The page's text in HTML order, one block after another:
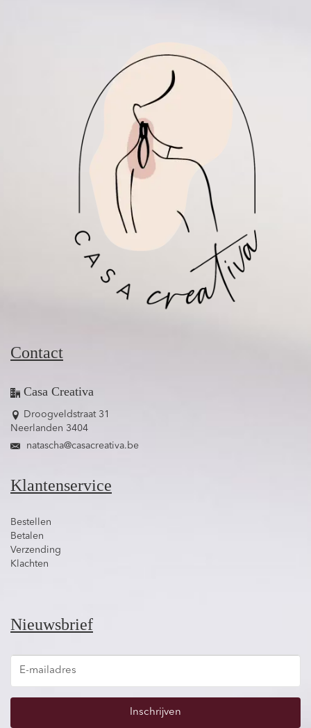
Contact
Casa Creativa
Droogveldstraat 31
Neerlanden 3404
natascha@casacreativa.be
Klantenservice
Bestellen
Betalen
Verzending
Klachten
Nieuwsbrief
Inschrijven